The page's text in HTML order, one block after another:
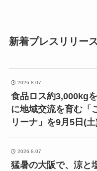
新着プレスリリー
2026.8.07
食品ロス約3,000kg
に地域交流を育む「
リーナ」を9月5日(
2026.8.07
猛暑の大阪で、涼と